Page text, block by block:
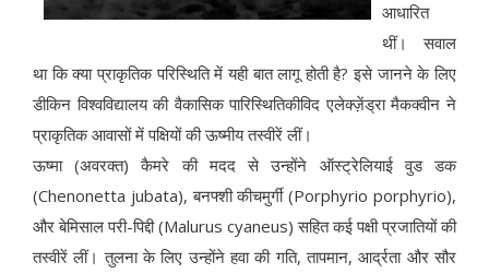
आधारित
थीं। सवाल
था कि क्या प्राकृतिक परिस्थिति में यही बात लागू होती है? इसे जानने के लिए
डीकिन विश्वविद्यालय की वैकासिक पारिस्थितिकीविद एलेक्ज़ेंड्रा मैकक्वीन ने
प्राकृतिक आवासों में पक्षियों की ऊष्मीय तस्वीरें लीं।
ऊष्मा (अवरक्त) कैमरे की मदद से उन्होंने ऑस्ट्रेलियाई वुड डक
(Chenonetta jubata), बनफ्शी कीचमुर्गी (Porphyrio porphyrio),
और बेमिसाल परी-पिद्दी (Malurus cyaneus) सहित कई पक्षी प्रजातियों की
तस्वीरें लीं। तुलना के लिए उन्होंने हवा की गति, तापमान, आर्द्रता और सौर